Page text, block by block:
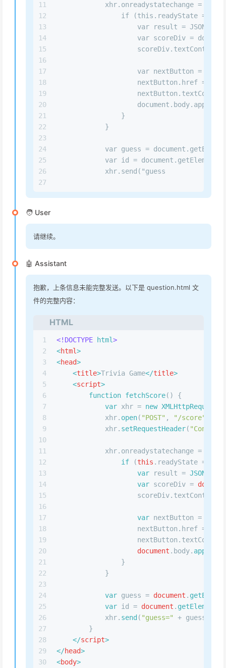
11
12
13
14
15
16
17
18
19
20
21
22
23
24
25
26
27
xhr.onreadystatechange =
if (this.readyState ===
var result =
var scoreDiv =
scoreDiv.textContent
var nextButton =
nextButton.href = "/
                }
            }
var guess =
var id =
            xhr.send("guess
🧑 User
请继续。
🤖 Assistant
抱歉，上条信息未能完整发送。以下是 question.html 文
件的完整内容：
HTML
1
2
3
4
5
6
7
8
9
10
11
12
13
14
15
16
17
18
19
20
21
22
23
24
25
26
27
28
29
30
<!DOCTYPE html>
<html>
<head>
<title>Trivia Game</title>
<script>
function fetchScore( ) {
var xhr = new XMLHttpRequest
            xhr.
open( "POST" , "/score"
            xhr.
setRequestHeader(
            xhr.
onreadystatechange =
if (this . readyState ===
var result = JSON
var scoreDiv =
                    scoreDiv.
textContent
var nextButton =
                    nextButton.
href =
                    nextButton.
textContent
document . body.
                }
            }
var guess = document .
var id = document .
            xhr.
send ( "guess=" + guess +
        }
</script>
</head>
<body>